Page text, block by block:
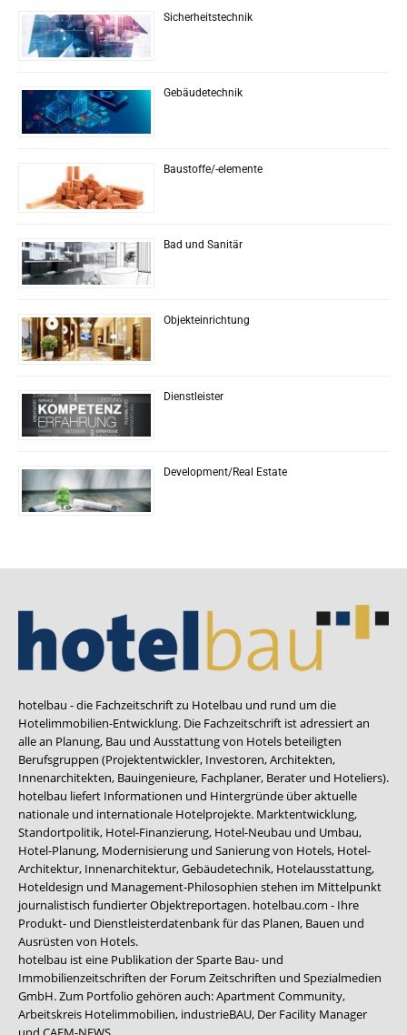
Sicherheitstechnik
Gebäudetechnik
Baustoffe/-elemente
Bad und Sanitär
Objekteinrichtung
Dienstleister
Development/Real Estate
hotelbau - die Fachzeitschrift zu Hotelbau und rund um die
Hotelimmobilien-Entwicklung. Die Fachzeitschrift ist adressiert an
alle an Planung, Bau und Ausstattung von Hotels beteiligten
Berufsgruppen (Projektentwickler, Investoren, Architekten,
Innenarchitekten, Bauingenieure, Fachplaner, Berater und Hoteliers).
hotelbau liefert Informationen und Hintergründe über aktuelle
nationale und internationale Hotelprojekte. Marktentwicklung,
Standortpolitik, Hotel-Finanzierung, Hotel-Neubau und Umbau,
Hotel-Planung, Modernisierung und Sanierung von Hotels, Hotel-
Architektur, Innenarchitektur, Gebäudetechnik, Hotelausstattung,
Hoteldesign und Management-Philosophien stehen im Mittelpunkt
journalistisch fundierter Objektreportagen. hotelbau.com - Ihre
Produkt- und Dienstleisterdatenbank für das Planen, Bauen und
Ausrüsten von Hotels.
hotelbau ist eine Publikation der Sparte Bau- und
Immobilienzeitschriften der Forum Zeitschriften und Spezialmedien
GmbH. Zum Portfolio gehören auch:Apartment Community,
Arbeitskreis Hotelimmobilien, industrieBAU, Der Facility Manager